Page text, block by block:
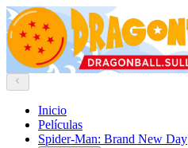
Inicio
Películas
Spider-Man: Brand New Day